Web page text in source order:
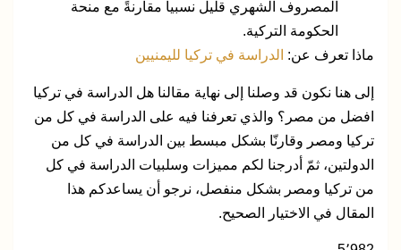
المصروف الشهري قليل نسبياً مقارنةً مع منحة
الحكومة التركية.
ماذا تعرف عن: الدراسة في تركيا لليمنيين
إلى هنا نكون قد وصلنا إلى نهاية مقالنا هل الدراسة في تركيا
افضل من مصر؟ والذي تعرفنا فيه على الدراسة في كل من
تركيا ومصر وقارنّا بشكل مبسط بين الدراسة في كل من
الدولتين، ثمّ أدرجنا لكم مميزات وسلبيات الدراسة في كل
من تركيا ومصر بشكل منفصل، نرجو أن يساعدكم هذا
المقال في الاختيار الصحيح.